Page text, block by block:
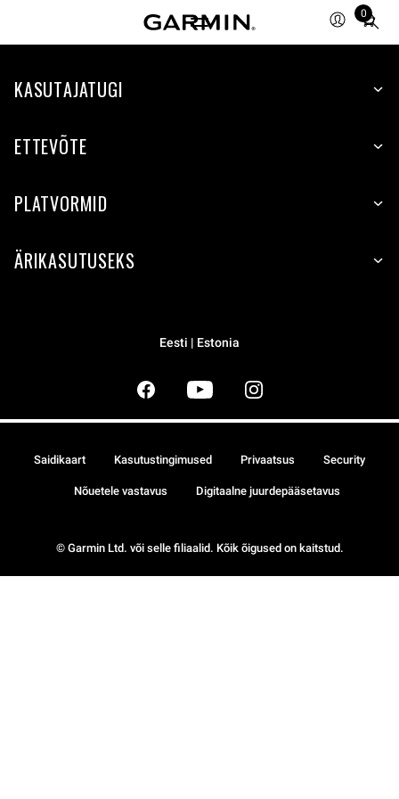
0
Total
items
cart:
KASUTAJATUGI
ETTEVÕTE
PLATVORMID
ÄRIKASUTUSEKS
Eesti | Estonia
© Garmin Ltd. või selle filiaalid. Kõik õigused on kaitstud.
Saidikaart Kasutustingimused Privaatsus Security
Nõuetele vastavus Digitaalne juurdepääsetavus